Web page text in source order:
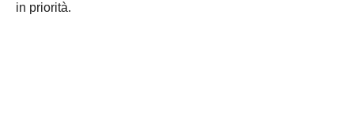
in priorità.